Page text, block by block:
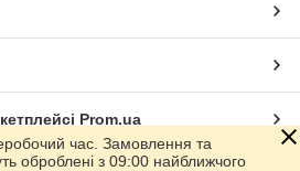
Prom.ua
час. Замовлення та
оброблені з 09:00 найближчого